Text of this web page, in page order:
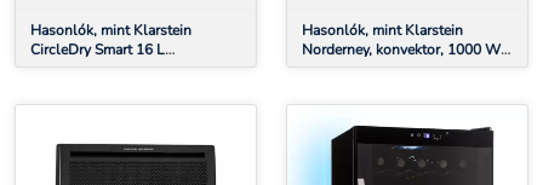
Hasonlók, mint Klarstein
CircleDry Smart 16 L
párátlanító, 16 L/nap, 290 W,
Hasonlók, mint Klarstein
Norderney, konvektor, 1000 W
termosztát, időzítő, 20 m²,